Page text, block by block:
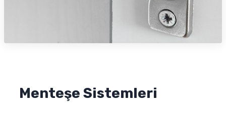
Menteşe Sistemleri